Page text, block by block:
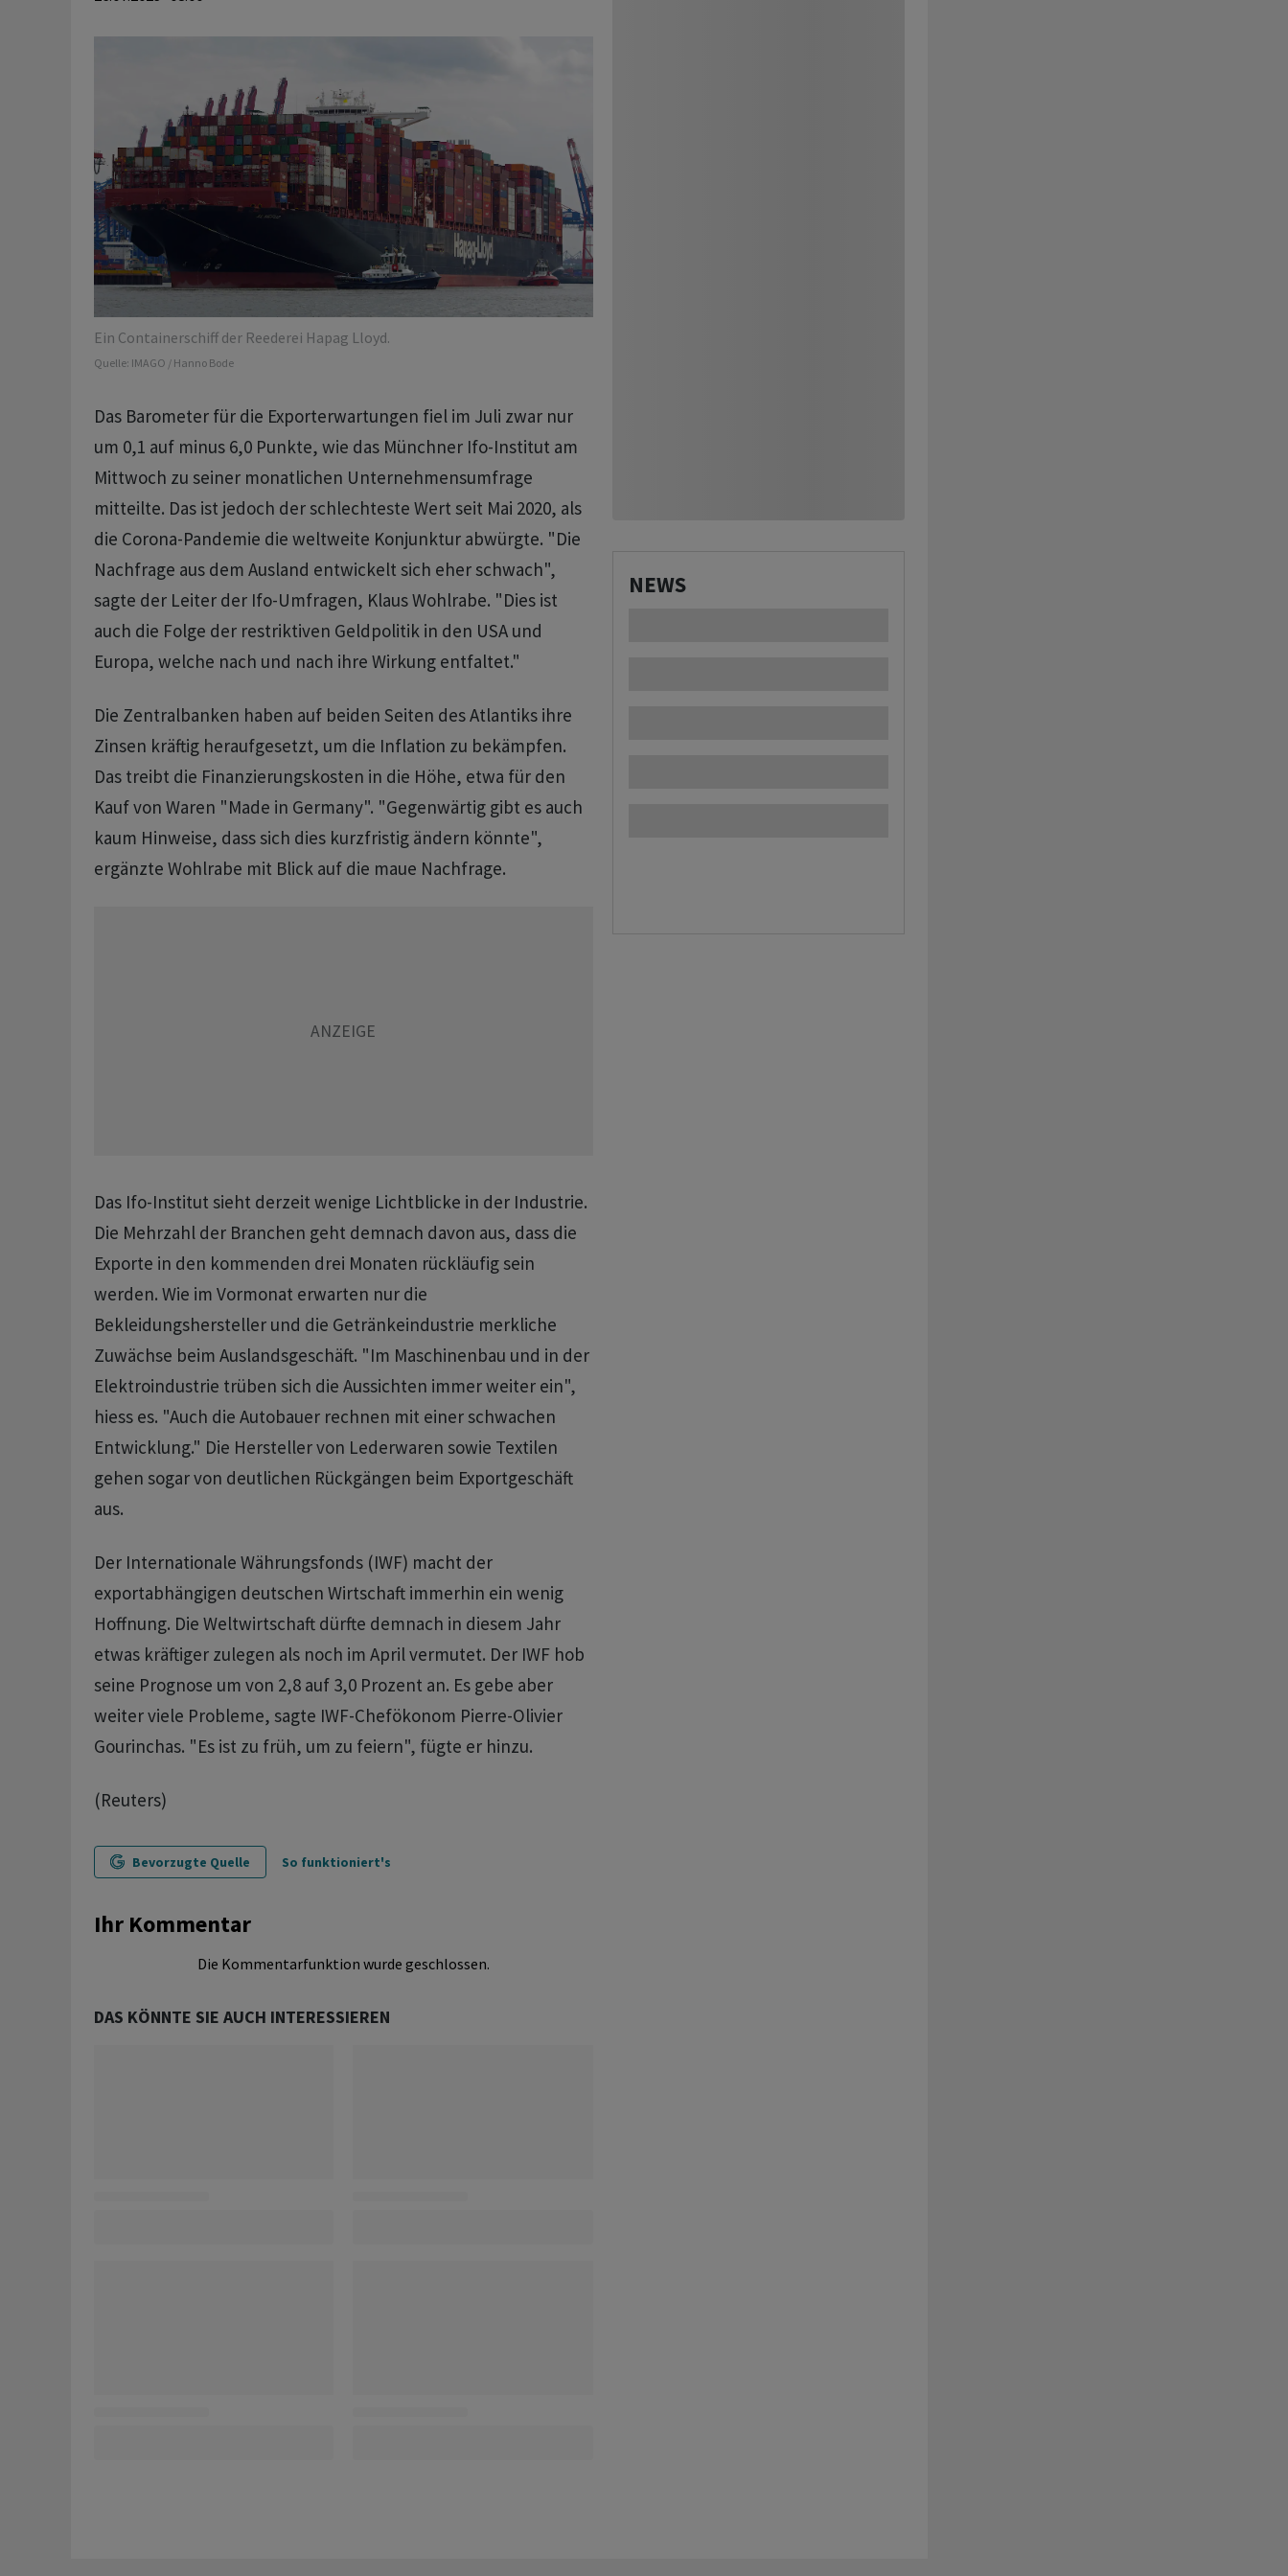
Ein Containerschiff der Reederei Hapag Lloyd.
Quelle: IMAGO / Hanno Bode
Das Barometer für die Exporterwartungen fiel im Juli zwar nur
um 0,1 auf minus 6,0 Punkte, wie das Münchner Ifo-Institut am
Mittwoch zu seiner monatlichen Unternehmensumfrage
mitteilte. Das ist jedoch der schlechteste Wert seit Mai 2020, als
die Corona-Pandemie die weltweite Konjunktur abwürgte. "Die
Nachfrage aus dem Ausland entwickelt sich eher schwach",
sagte der Leiter der Ifo-Umfragen, Klaus Wohlrabe. "Dies ist
auch die Folge der restriktiven Geldpolitik in den USA und
Europa, welche nach und nach ihre Wirkung entfaltet."
Die Zentralbanken haben auf beiden Seiten des Atlantiks ihre
Zinsen kräftig heraufgesetzt, um die Inflation zu bekämpfen.
Das treibt die Finanzierungskosten in die Höhe, etwa für den
Kauf von Waren "Made in Germany". "Gegenwärtig gibt es auch
kaum Hinweise, dass sich dies kurzfristig ändern könnte",
ergänzte Wohlrabe mit Blick auf die maue Nachfrage.
Das Ifo-Institut sieht derzeit wenige Lichtblicke in der Industrie.
Die Mehrzahl der Branchen geht demnach davon aus, dass die
Exporte in den kommenden drei Monaten rückläufig sein
werden. Wie im Vormonat erwarten nur die
Bekleidungshersteller und die Getränkeindustrie merkliche
Zuwächse beim Auslandsgeschäft. "Im Maschinenbau und in der
Elektroindustrie trüben sich die Aussichten immer weiter ein",
hiess es. "Auch die Autobauer rechnen mit einer schwachen
Entwicklung." Die Hersteller von Lederwaren sowie Textilen
gehen sogar von deutlichen Rückgängen beim Exportgeschäft
aus.
Der Internationale Währungsfonds (IWF) macht der
exportabhängigen deutschen Wirtschaft immerhin ein wenig
Hoffnung. Die Weltwirtschaft dürfte demnach in diesem Jahr
etwas kräftiger zulegen als noch im April vermutet. Der IWF hob
seine Prognose um von 2,8 auf 3,0 Prozent an. Es gebe aber
weiter viele Probleme, sagte IWF-Chefökonom Pierre-Olivier
Gourinchas. "Es ist zu früh, um zu feiern", fügte er hinzu.
(Reuters)
Bevorzugte Quelle So funktioniert's
Ihr Kommentar
Die Kommentarfunktion wurde geschlossen.
DAS KÖNNTE SIE AUCH INTERESSIEREN
NEWS